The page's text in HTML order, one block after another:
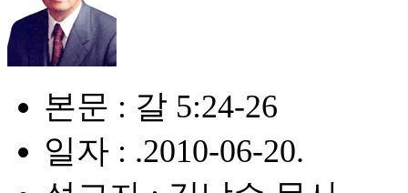
본문 : 갈 5:24-26
일자 : .2010-06-20.